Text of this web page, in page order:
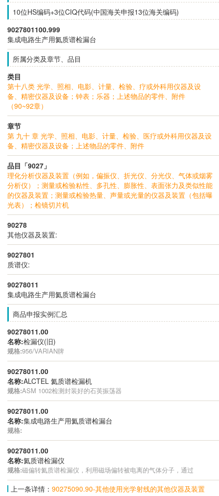
10位HS编码+3位CIQ代码(中国海关申报13位海关编码)
9027801100.999
集成电路生产用氦质谱检漏台
所属分类及章节、品目
类目
第十八类 光学、照相、电影、计量、检验、疗或外科用仪器及设
备、精密仪器及设备；钟表；乐器；上述物品的零件、附件
（90~92章）
章节
第 九十 章 光学、照相、电影、计量、检验、医疗或外科用仪器及设
备、精密仪器及设备；上述物品的零件、附件
品目「9027」
理化分析仪器及装置（例如，偏振仪、折光仪、分光仪、气体或烟雾
分析仪）；测量或检验粘性、多孔性、膨胀性、表面张力及类似性能
的仪器及装置；测量或检验热量、声量或光量的仪器及装置（包括曝
光表）；检镜切片机
90278
其他仪器及装置:
9027801
质谱仪:
90278011
集成电路生产用氦质谱检漏台
商品申报实例汇总
90278011.00
名称:检漏仪(旧)
规格:956/VARIAN牌
90278011.00
名称:ALCTEL 氦质谱检漏机
规格:ASM 1002检测封装好的石英振荡器
90278011.00
名称:集成电路生产用氦质谱检漏台
规格:
90278011.00
名称:氦质谱检漏仪
规格:磁偏转氦质谱检漏仪，利用磁场偏转被电离的气体分子，通过
上一条详情： 90275090.90-其他使用光学射线的其他仪器及装置